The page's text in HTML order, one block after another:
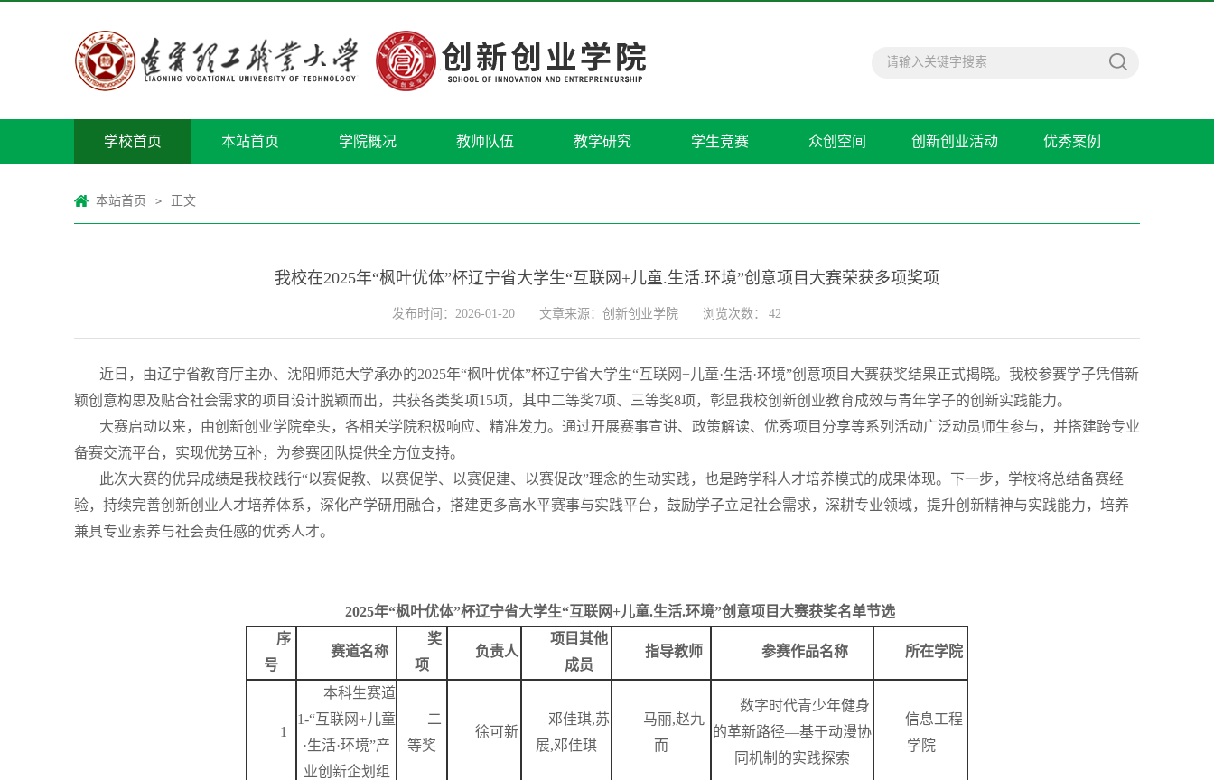
学校首页 本站首页 学院概况 教师队伍 教学研究 学生竞赛 众创空间 创新创业活动 优秀案例
本站首页 > 正文
我校在2025年“枫叶优体”杯辽宁省大学生“互联网+儿童.生活.环境”创意项目大赛荣获多项奖项
发布时间：2026-01-20 文章来源：创新创业学院 浏览次数： 42
近日，由辽宁省教育厅主办、沈阳师范大学承办的2025年“枫叶优体”杯辽宁省大学生“互联网+儿童·生活·环境”创意项目大赛获奖结果正式揭晓。我校参赛学子凭借新
颖创意构思及贴合社会需求的项目设计脱颖而出，共获各类奖项15项，其中二等奖7项、三等奖8项，彰显我校创新创业教育成效与青年学子的创新实践能力。
大赛启动以来，由创新创业学院牵头，各相关学院积极响应、精准发力。通过开展赛事宣讲、政策解读、优秀项目分享等系列活动广泛动员师生参与，并搭建跨专业
备赛交流平台，实现优势互补，为参赛团队提供全方位支持。
此次大赛的优异成绩是我校践行“以赛促教、以赛促学、以赛促建、以赛促改”理念的生动实践，也是跨学科人才培养模式的成果体现。下一步，学校将总结备赛经
验，持续完善创新创业人才培养体系，深化产学研用融合，搭建更多高水平赛事与实践平台，鼓励学子立足社会需求，深耕专业领域，提升创新精神与实践能力，培养
兼具专业素养与社会责任感的优秀人才。
2025年“枫叶优体”杯辽宁省大学生“互联网+儿童.生活.环境”创意项目大赛获奖名单节选
序
号
赛道名称
奖
项
负责人
项目其他
成员
指导教师 参赛作品名称 所在学院
1
本科生赛道
1-“互联网+儿童
·生活·环境”产
业创新企划组
二
等奖
徐可新
邓佳琪,苏
展,邓佳琪
马丽,赵九
而
数字时代青少年健身
的革新路径—基于动漫协
同机制的实践探索
信息工程
学院